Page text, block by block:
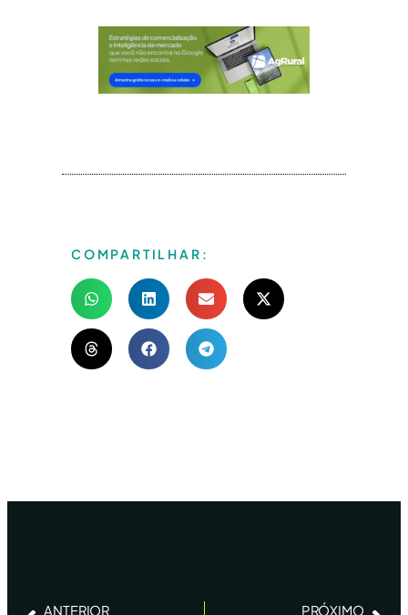
COMPARTILHAR:
ANTERIOR PRÓXIMO